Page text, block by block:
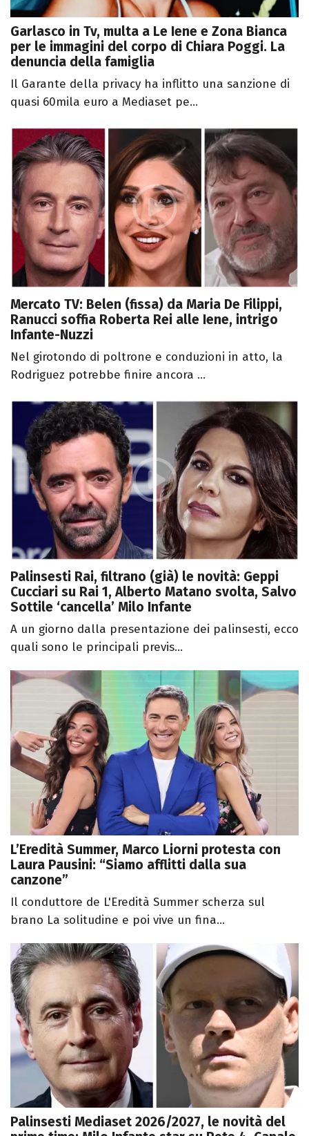
Garlasco in Tv, multa a Le Iene e Zona Bianca
per le immagini del corpo di Chiara Poggi. La
denuncia della famiglia
Il Garante della privacy ha inflitto una sanzione di
quasi 60mila euro a Mediaset pe...
Mercato TV: Belen (fissa) da Maria De Filippi,
Ranucci soffia Roberta Rei alle Iene, intrigo
Infante-Nuzzi
Nel girotondo di poltrone e conduzioni in atto, la
Rodriguez potrebbe finire ancora ...
Palinsesti Rai, filtrano (già) le novità: Geppi
Cucciari su Rai 1, Alberto Matano svolta, Salvo
Sottile ‘cancella’ Milo Infante
A un giorno dalla presentazione dei palinsesti, ecco
quali sono le principali previs...
L’Eredità Summer, Marco Liorni protesta con
Laura Pausini: “Siamo afflitti dalla sua
canzone”
Il conduttore de L'Eredità Summer scherza sul
brano La solitudine e poi vive un fina...
Palinsesti Mediaset 2026/2027, le novità del